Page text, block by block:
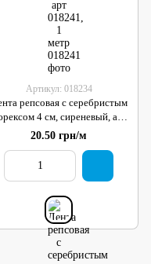
Артикул: 018234
репсовая с серебристым
4 см, сиреневый, арт
018234, 1 метр
20.50 грн/м